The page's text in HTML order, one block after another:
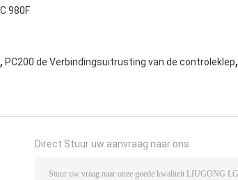
980F
, PC200 de Verbindingsuitrusting van de controleklep,
Direct Stuur uw aanvraag naar ons